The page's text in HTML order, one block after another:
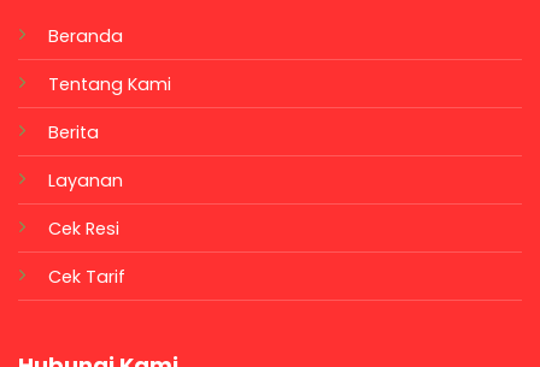
Beranda
Tentang Kami
Berita
Layanan
Cek Resi
Cek Tarif